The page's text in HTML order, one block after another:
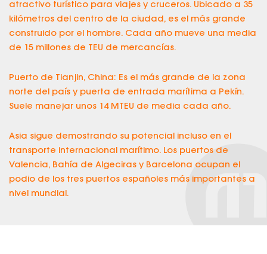
atractivo turístico para viajes y cruceros. Ubicado a 35
kilómetros del centro de la ciudad, es el más grande
construido por el hombre. Cada año mueve una media
de 15 millones de TEU de mercancías.
Puerto de Tianjin, China: Es el más grande de la zona
norte del país y puerta de entrada marítima a Pekín.
Suele manejar unos 14 MTEU de media cada año.
Asia sigue demostrando su potencial incluso en el
transporte internacional marítimo. Los puertos de
Valencia, Bahía de Algeciras y Barcelona ocupan el
podio de los tres puertos españoles más importantes a
nivel mundial.